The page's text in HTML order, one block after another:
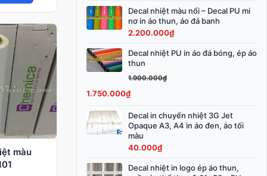
1.750.000₫.
màu
3.800.000₫.Decal nhiệt màu nổi – Decal PU mi
nơ in áo thun, áo đá banh
2.200.000₫
Decal nhiệt PU in áo đá bóng, ép áo
thun
1.900.000₫
Giá
gốc
1.900.000₫.
1.750.000₫
Giá
hiện
là:
1.750.000₫.Decal in chuyển nhiệt 3G Jet
Opaque A3, A4 in áo đen, áo tối
màu
40.000₫
Decal nhiệt in logo ép áo thun,
Giá
Giá